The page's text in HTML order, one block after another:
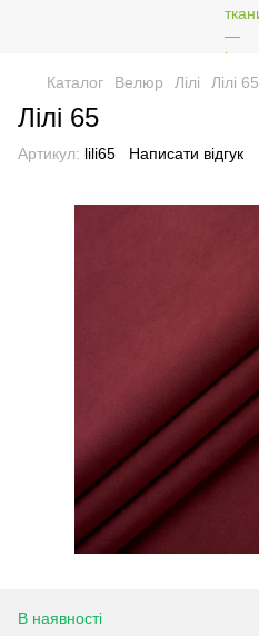
Каталог Велюр Лілі Лілі 65
Лілі 65
Артикул: lili65 Написати відгук
В наявності